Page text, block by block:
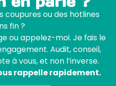
coupures ou des hotlines
fin ?
ou appelez-moi. Je fais le
Audit, conseil,
à vous, et non l’inverse.
rappelle rapidement.